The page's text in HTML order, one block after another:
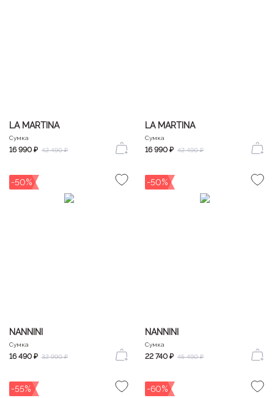
LA MARTINA
Сумка
16 990 ₽ 42 490 ₽
LA MARTINA
Сумка
16 990 ₽ 42 490 ₽
-50%
NANNINI
Сумка
16 490 ₽ 32 990 ₽
-50%
NANNINI
Сумка
22 740 ₽ 45 490 ₽
-55% -60%